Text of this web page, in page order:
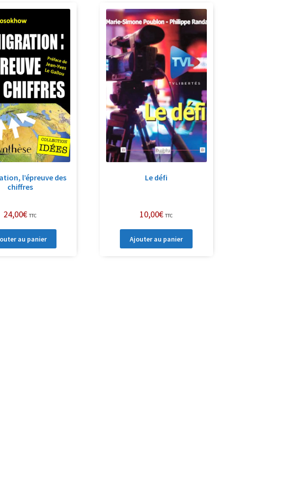
récent
au
ancien
l’épreuve des
chiffres
24,00€ TTC
au panier
Le défi
10,00€ TTC
Ajouter au panier